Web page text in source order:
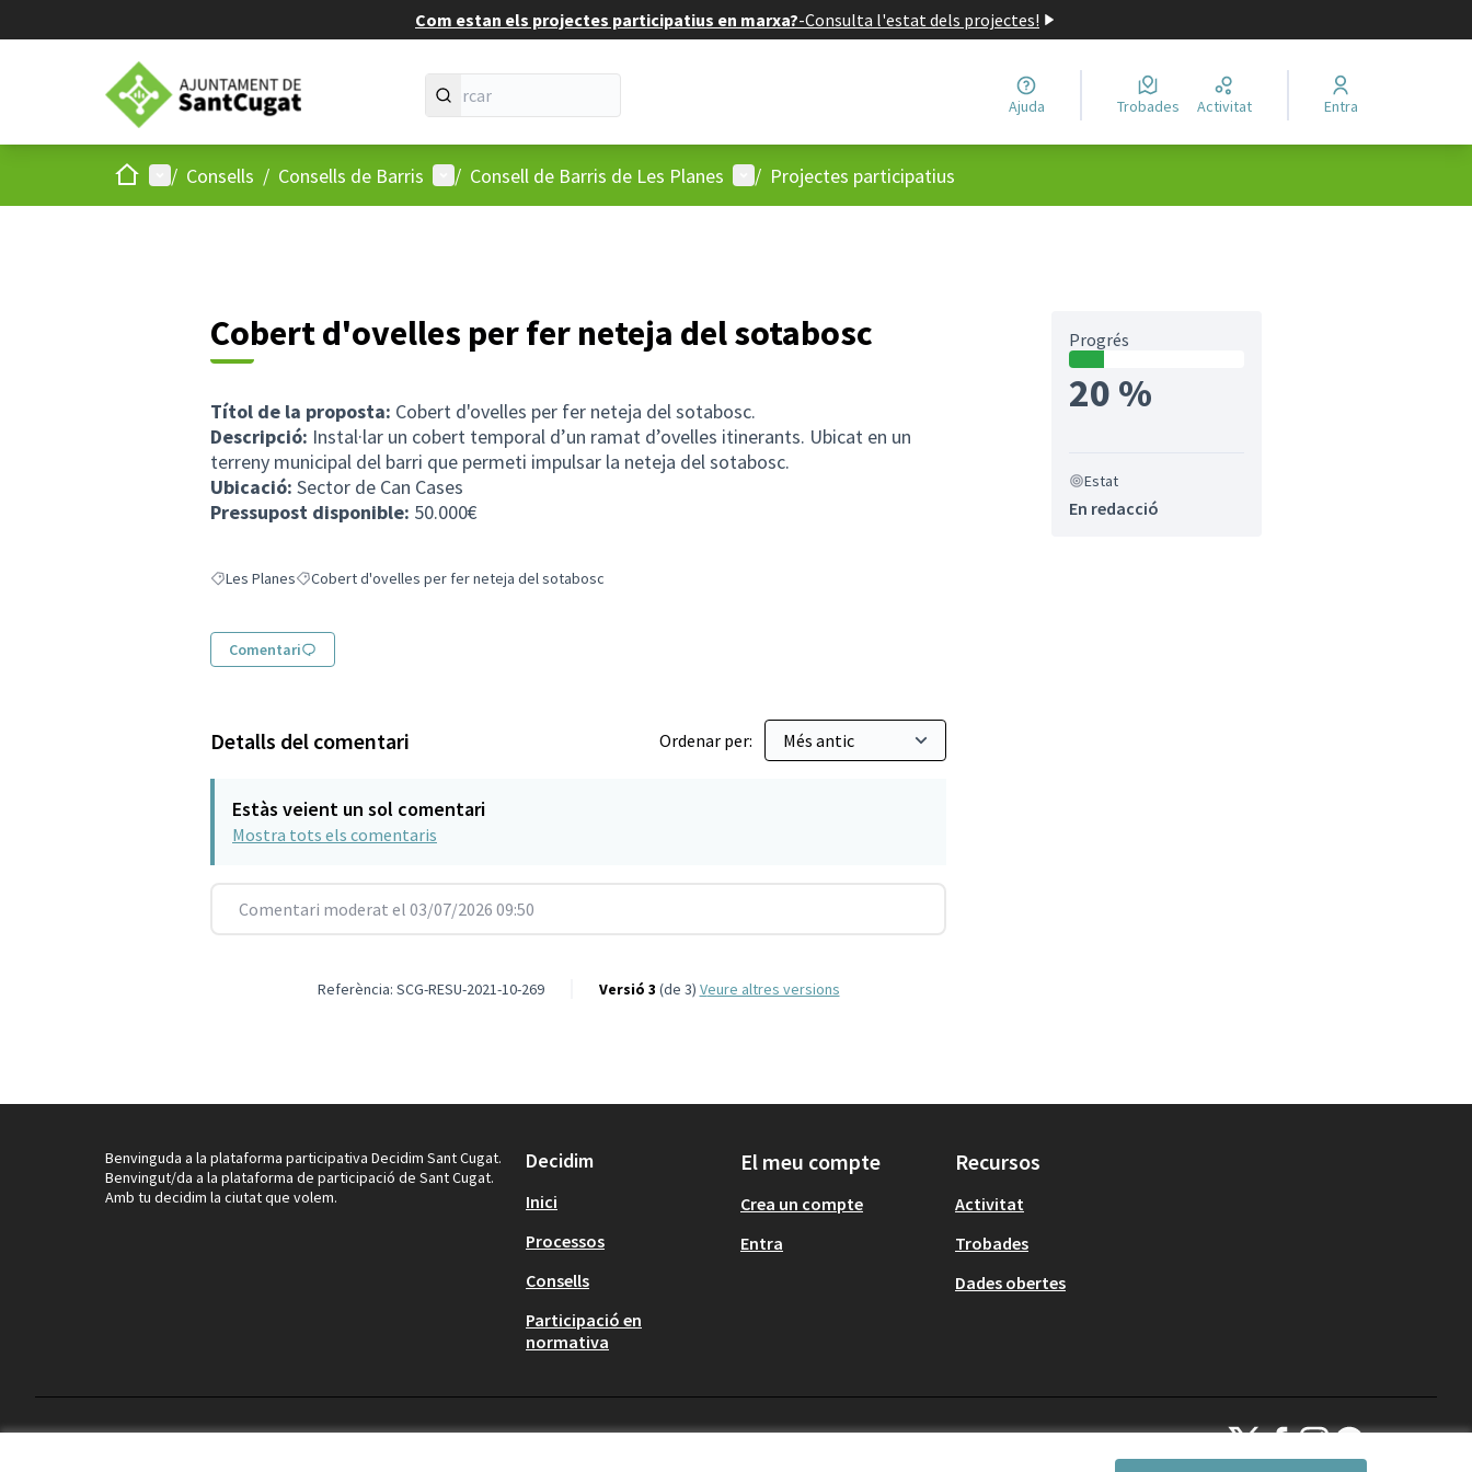
Com estan els projectes participatius en marxa?-Consulta l'estat dels projectes!
Ajuda Trobades Activitat Entra
Inici Menú principal
/ Consells / Consells de Barris Menú d'usuari
/ Consell de Barris de Les Planes Menú d'usuari
/ Projectes participatius
Cobert d'ovelles per fer neteja del sotabosc
Títol de la proposta: Cobert d'ovelles per fer neteja del sotabosc.
Descripció: Instal·lar un cobert temporal d’un ramat d’ovelles itinerants. Ubicat en un
terreny municipal del barri que permeti impulsar la neteja del sotabosc.
Ubicació: Sector de Can Cases
Pressupost disponible: 50.000€
Resultats en filtrar per: Les Planes
Les PlanesResultats en filtrar per: Cobert d'ovelles per fer neteja del sotabosc
Cobert d'ovelles per fer neteja del sotabosc
Comentari
Progrés
20 %
Estat
En redacció
Detalls del comentari Ordenar per:
Estàs veient un sol comentari
Mostra tots els comentaris
Comentari moderat el 03/07/2026 09:50
Referència: SCG-RESU-2021-10-269 Versió 3 (de 3) veure altres versions
Benvinguda a la plataforma participativa Decidim Sant Cugat.
Benvingut/da a la plataforma de participació de Sant Cugat.
Amb tu decidim la ciutat que volem.
Decidim
Inici
Processos
Consells
Participació en
normativa
El meu compte
Crea un compte
Entra
Recursos
Activitat
Trobades
Dades obertes
Decidim Sant Cugat a X
Decidim Sant Cugat a Facebook
Decidim Sant Cugat a
(Enllaç extern)
Decidim Sant Cugat
(Enllaç extern)